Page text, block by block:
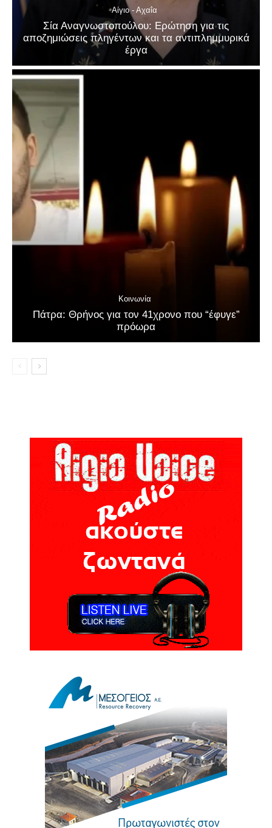
Αίγιο - Αχαΐα
Σία Αναγνωστοπούλου: Ερώτηση για τις
αποζημιώσεις πληγέντων και τα αντιπλημμυρικά
έργα
Κοινωνία
Πάτρα: Θρήνος για τον 41χρονο που “έφυγε”
πρόωρα